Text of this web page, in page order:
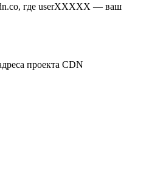
где userXXXXX — ваш
проекта CDN